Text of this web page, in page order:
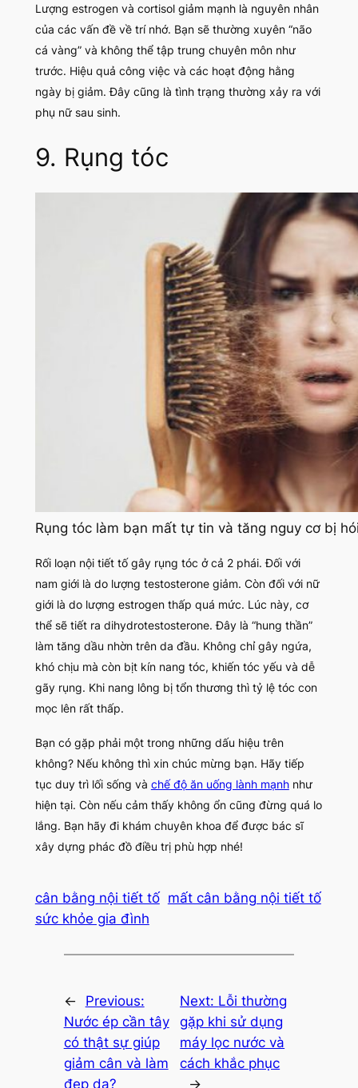
Lượng estrogen và cortisol giảm mạnh là nguyên nhân
của các vấn đề về trí nhớ. Bạn sẽ thường xuyên“não
cá vàng”và không thể tập trung chuyên môn như
trước. Hiệu quả công việc và các hoạt động hằng
ngày bị giảm. Đây cũng là tình trạng thường xảy ra với
phụ nữ sau sinh.
9. Rụng tóc
Rụng tóc làm bạn mất tự tin và tăng nguy cơ bị
Rối loạn nội tiết tố gây rụng tóc ở cả 2 phái. Đối với
nam giới là do lượng testosterone giảm. Còn đối với nữ
giới là do lượng estrogen thấp quá mức. Lúc này, cơ
thể sẽ tiết ra dihydrotestosterone. Đây là “hung thần”
làm tăng dầu nhờn trên da đầu. Không chỉ gây ngứa,
khó chịu mà còn bịt kín nang tóc, khiến tóc yếu và dễ
gãy rụng. Khi nang lông bị tổn thương thì tỷ lệ tóc con
mọc lên rất thấp.
Bạn có gặp phải một trong những dấu hiệu trên
không? Nếu không thì xin chúc mừng bạn. Hãy tiếp
tục duy trì lối sống và chế độ ăn uống lành mạnhnhư
hiện tại. Còn nếu cảm thấy không ổn cũng đừng quá lo
lắng. Bạn hãy đi khám chuyên khoa để được bác sĩ
xây dựng phác đồ điều trị phù hợp nhé!
cân bằng nội tiết tố mất cân bằng nội tiết tố
sức khỏe gia đình
←
Previous:
Nước ép cần tây
có thật sự giúp
giảm cân và làm
đẹp da?
Next: Lỗi thường
gặp khi sử dụng
máy lọc nước và
cách khắc phục
→